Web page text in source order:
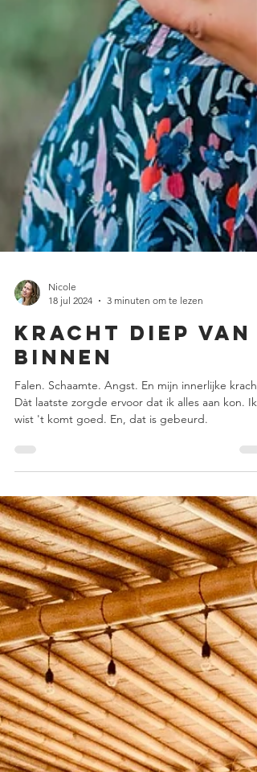
18 jul 2024
3 minuten om te lezen
Kracht diep van
binnen
Falen. Schaamte. Angst. En mijn innerlijke kracht.
wist 't komt goed. En, dat is gebeurd.